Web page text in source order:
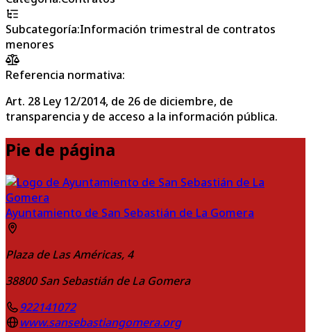
Subcategoría:Información trimestral de contratos
menores
Referencia normativa:
Art. 28 Ley 12/2014, de 26 de diciembre, de
transparencia y de acceso a la información pública.
Pie de página
Ayuntamiento de San Sebastián de La Gomera
Plaza de Las Américas, 4
38800 San Sebastián de La Gomera
922141072
www.sansebastiangomera.org